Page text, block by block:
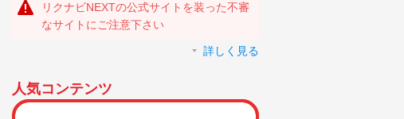
リクナビNEXTの公式サイトを装った不審
なサイトにご注意下さい
詳しく見る
人気コンテンツ